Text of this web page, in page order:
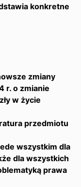
konkretne
zmiany
r. o zmianie
w życie
przedmiotu
wszystkim dla
dla wszystkich
prawa